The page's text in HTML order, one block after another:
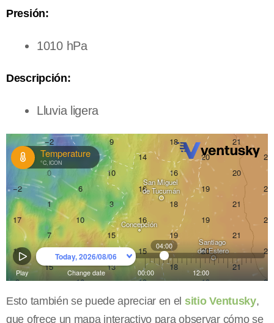
Presión:
1010 hPa
Descripción:
Lluvia ligera
Esto también se puede apreciar en el sitio Ventusky,
que ofrece un mapa interactivo para observar cómo se